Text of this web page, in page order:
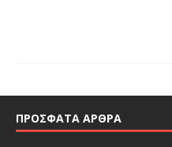
ΠΡΌΣΦΑΤΑ ΆΡΘΡΑ